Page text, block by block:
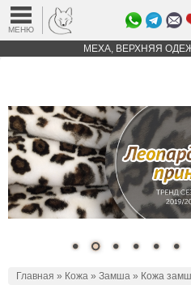
МЕНЮ
МЕХА, ВЕРХНЯЯ
Главная » Кожа » Замша » Кожа